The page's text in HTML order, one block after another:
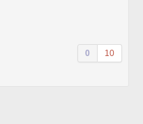
0 10